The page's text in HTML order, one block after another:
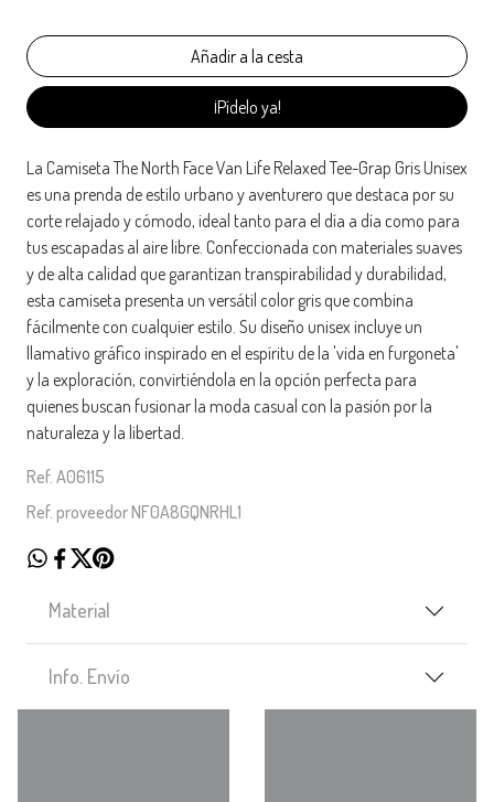
¡Pídelo ya!
La Camiseta The North Face Van Life Relaxed Tee-Grap Gris Unisex
es una prenda de estilo urbano y aventurero que destaca por su
corte relajado y cómodo, ideal tanto para el día a día como para
tus escapadas al aire libre. Confeccionada con materiales suaves
y de alta calidad que garantizan transpirabilidad y durabilidad,
esta camiseta presenta un versátil color gris que combina
fácilmente con cualquier estilo. Su diseño unisex incluye un
llamativo gráfico inspirado en el espíritu de la 'vida en furgoneta'
y la exploración, convirtiéndola en la opción perfecta para
quienes buscan fusionar la moda casual con la pasión por la
naturaleza y la libertad.
Ref. A06115
Ref. proveedor NF0A8GQNRHL1
Material
Info. Envío